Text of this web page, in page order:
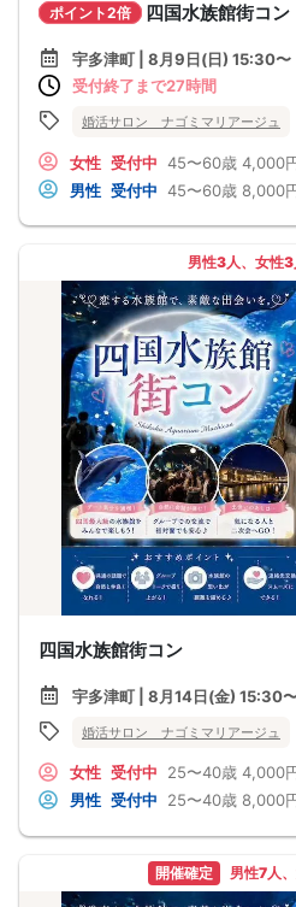
ポイント2倍 四国水族館街コン
宇多津町 | 8月9日(日) 15:30〜
受付終了まで27時間
婚活サロン ナゴミマリアージュ
女性 受付中 45〜60歳 4,000
男性 受付中 45〜60歳 8,000
男性3人、女性3
四国水族館街コン
宇多津町 | 8月14日(金) 15:30
婚活サロン ナゴミマリアージュ
女性 受付中 25〜40歳 4,000
男性 受付中 25〜40歳 8,000
開催確定 男性7人